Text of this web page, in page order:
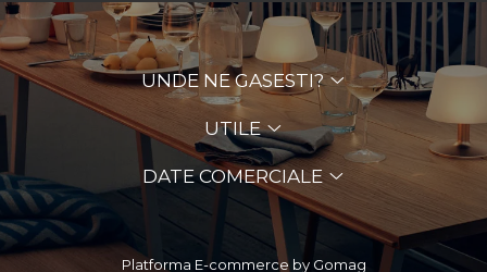
UNDE NE GASESTI?
UTILE
DATE COMERCIALE
Platforma E-commerce by Gomag